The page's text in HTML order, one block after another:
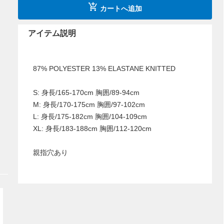
カートへ追加
アイテム説明
87% POLYESTER 13% ELASTANE KNITTED
S: 身長/165-170cm 胸囲/89-94cm
M: 身長/170-175cm 胸囲/97-102cm
L: 身長/175-182cm 胸囲/104-109cm
XL: 身長/183-188cm 胸囲/112-120cm
親指穴あり